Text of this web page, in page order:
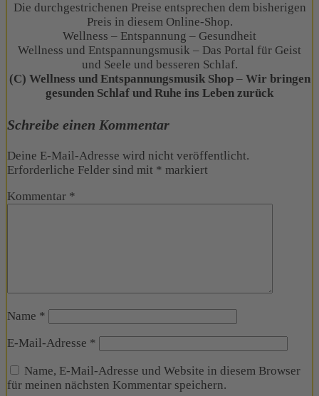
Die durchgestrichenen Preise entsprechen dem bisherigen
Preis in diesem Online-Shop.
Wellness – Entspannung – Gesundheit
Wellness und Entspannungsmusik – Das Portal für Geist
und Seele und besseren Schlaf.
(C) Wellness und Entspannungsmusik Shop– Wir bringen
gesunden Schlaf und Ruhe ins Leben zurück
Schreibe einen Kommentar
Deine E-Mail-Adresse wird nicht veröffentlicht.
Erforderliche Felder sind mit * markiert
Kommentar *
Name *
E-Mail-Adresse *
Name, E-Mail-Adresse und Website in diesem Browser
für meinen nächsten Kommentar speichern.